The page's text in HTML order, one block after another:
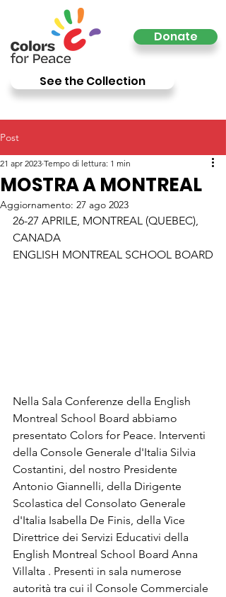
Donate
See the Collection
Post
MOSTRA A MONTREAL
21 apr 2023 Tempo di lettura: 1 min
Aggiornamento: 27 ago 2023
26-27 APRILE, MONTREAL (QUEBEC),
CANADA
ENGLISH MONTREAL SCHOOL BOARD
Nella Sala Conferenze della English
Montreal School Board abbiamo
presentato Colors for Peace. Interventi
della Console Generale d'Italia Silvia
Costantini, del nostro Presidente
Antonio Giannelli, della Dirigente
Scolastica del Consolato Generale
d'Italia Isabella De Finis, della Vice
Direttrice dei Servizi Educativi della
English Montreal School Board Anna
Villalta . Presenti in sala numerose
autorità tra cui il Console Commerciale